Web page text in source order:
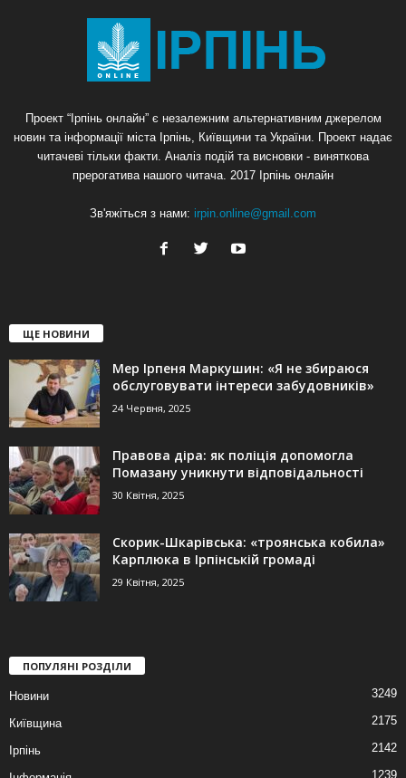
Проект “Ірпінь онлайн” є незалежним альтернативним джерелом
новин та інформації міста Ірпінь, Київщини та України. Проект надає
читачеві тільки факти. Аналіз подій та висновки - виняткова
прерогатива нашого читача. 2017 Ірпінь онлайн
Зв'яжіться з нами: irpin.online@gmail.com
ЩЕ НОВИНИ
Мер Ірпеня Маркушин: «Я не збираюся
обслуговувати інтереси забудовників»
24 Червня, 2025
Правова діра: як поліція допомогла
Помазану уникнути відповідальності
30 Квітня, 2025
Скорик-Шкарівська: «троянська кобила»
Карплюка в Ірпінській громаді
29 Квітня, 2025
ПОПУЛЯНІ РОЗДІЛИ
Новини 3249
Київщина 2175
Ірпінь 2142
1239